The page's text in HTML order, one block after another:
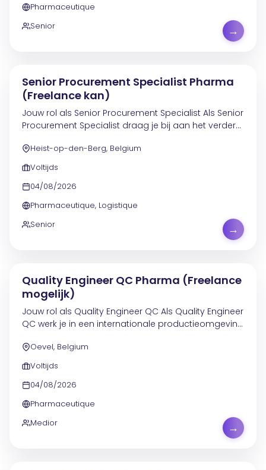
Pharmaceutique
Senior
→
Senior Procurement Specialist Pharma
(Freelance kan)
Jouw rol als Senior Procurement Specialist Als Senior
Procurement Specialist draag je bij aan het verder
procurementcategorieën binnen een internationale
context. Je...
Heist-op-den-Berg, Belgium
Voltijds
04/08/2026
Pharmaceutique, Logistique
Senior
→
Quality Engineer QC Pharma (Freelance
mogelijk)
Jouw rol als Quality Engineer QC Als Quality Engineer
QC werk je in een internationale productieomgeving
ondersteunt de QC-afdeling bij het...
Oevel, Belgium
Voltijds
04/08/2026
Pharmaceutique
Medior
→